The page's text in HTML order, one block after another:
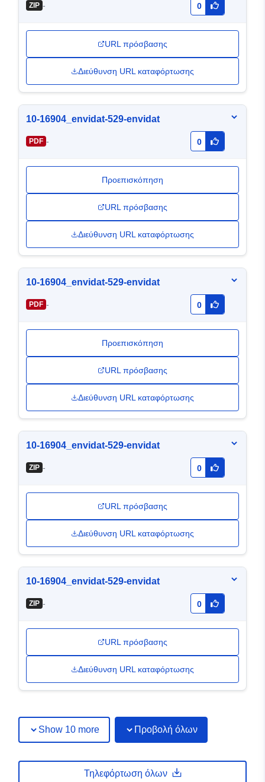
ZIP - 0
URL πρόσβασης
Διεύθυνση URL καταφόρτωσης
10-16904_envidat-529-envidat
PDF - 0
Προεπισκόπηση
URL πρόσβασης
Διεύθυνση URL καταφόρτωσης
10-16904_envidat-529-envidat
PDF - 0
Προεπισκόπηση
URL πρόσβασης
Διεύθυνση URL καταφόρτωσης
10-16904_envidat-529-envidat
ZIP - 0
URL πρόσβασης
Διεύθυνση URL καταφόρτωσης
10-16904_envidat-529-envidat
ZIP - 0
URL πρόσβασης
Διεύθυνση URL καταφόρτωσης
Show 10 more Προβολή όλων
Τηλεφόρτωση όλων